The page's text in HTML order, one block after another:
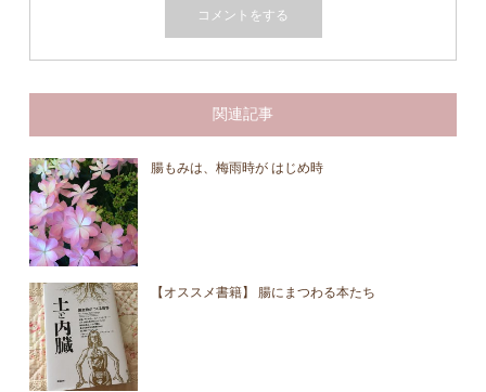
関連記事
腸もみは、梅雨時が はじめ時
【オススメ書籍】 腸にまつわる本たち